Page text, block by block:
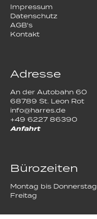
Impressum
Datenschutz
AGB's
Kontakt
Adresse
An der Autobahn 60
68789 St. Leon Rot
info@harres.de
+49 6227 86390
Anfahrt
Bürozeiten
Montag bis Donnerstag
Freitag